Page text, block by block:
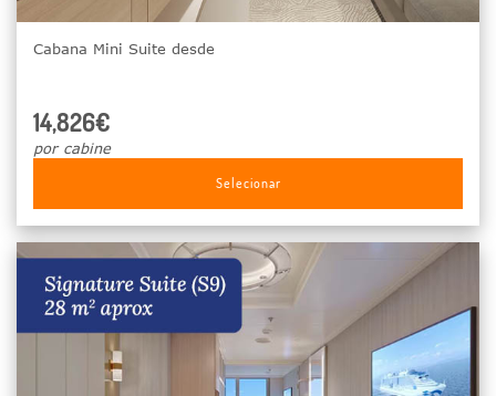
Cabana Mini Suite desde
14,826€
por cabine
Selecionar